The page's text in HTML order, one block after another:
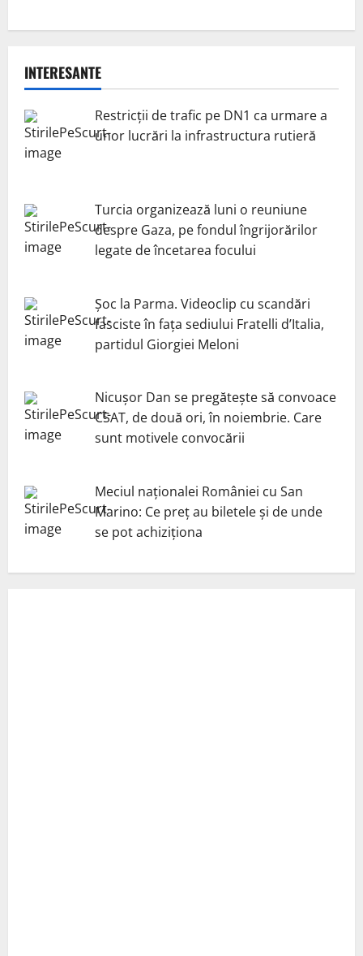
INTERESANTE
Restricții de trafic pe DN1 ca urmare a
unor lucrări la infrastructura rutieră
Turcia organizează luni o reuniune
despre Gaza, pe fondul îngrijorărilor
legate de încetarea focului
Șoc la Parma. Videoclip cu scandări
fasciste în fața sediului Fratelli d’Italia,
partidul Giorgiei Meloni
Nicuşor Dan se pregăteşte să convoace
CSAT, de două ori, în noiembrie. Care
sunt motivele convocării
Meciul naționalei României cu San
Marino: Ce preț au biletele și de unde
se pot achiziționa